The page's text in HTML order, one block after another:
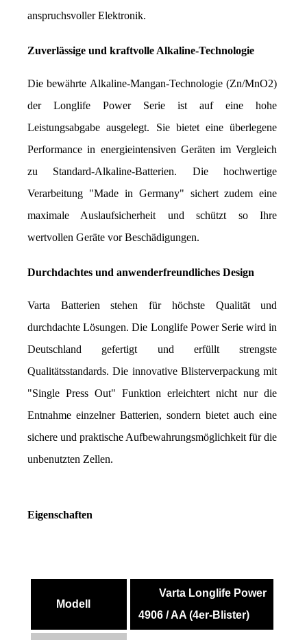
anspruchsvoller Elektronik.
Zuverlässige und kraftvolle Alkaline-Technologie
Die bewährte Alkaline-Mangan-Technologie (Zn/MnO2)
der Longlife Power Serie ist auf eine hohe
Leistungsabgabe ausgelegt. Sie bietet eine überlegene
Performance in energieintensiven Geräten im Vergleich
zu Standard-Alkaline-Batterien. Die hochwertige
Verarbeitung "Made in Germany" sichert zudem eine
maximale Auslaufsicherheit und schützt so Ihre
wertvollen Geräte vor Beschädigungen.
Durchdachtes und anwenderfreundliches Design
Varta Batterien stehen für höchste Qualität und
durchdachte Lösungen. Die Longlife Power Serie wird in
Deutschland gefertigt und erfüllt strengste
Qualitätsstandards. Die innovative Blisterverpackung mit
"Single Press Out" Funktion erleichtert nicht nur die
Entnahme einzelner Batterien, sondern bietet auch eine
sichere und praktische Aufbewahrungsmöglichkeit für die
unbenutzten Zellen.
Eigenschaften
Modell
Varta Longlife Power
4906 / AA (4er-Blister)